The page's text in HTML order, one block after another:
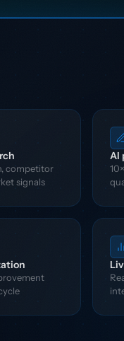
competitor
signals
AI